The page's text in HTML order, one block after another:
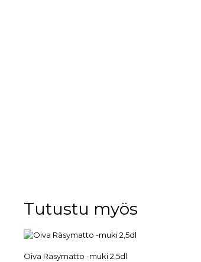
Tutustu myös
Oiva Räsymatto -muki 2,5dl